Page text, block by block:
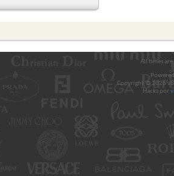
All times
Copyright © 2026
Hacks por